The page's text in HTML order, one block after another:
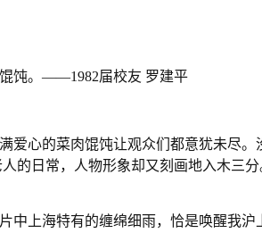
馄饨。——1982届校友 罗建平
爱心的菜肉馄饨让观众们都意犹未尽
的日常，人物形象却又刻画地入木三
中上海特有的缠绵细雨，恰是唤醒我